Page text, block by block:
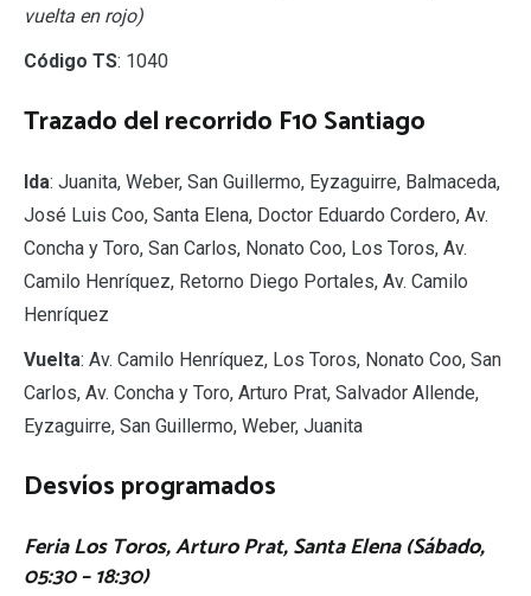
vuelta en rojo)
Código TS: 1040
Trazado del recorrido F10 Santiago
Ida: Juanita, Weber, San Guillermo, Eyzaguirre, Balmaceda,
José Luis Coo, Santa Elena, Doctor Eduardo Cordero, Av.
Concha y Toro, San Carlos, Nonato Coo, Los Toros, Av.
Camilo Henríquez, Retorno Diego Portales, Av. Camilo
Henríquez
Vuelta: Av. Camilo Henríquez, Los Toros, Nonato Coo, San
Carlos, Av. Concha y Toro, Arturo Prat, Salvador Allende,
Eyzaguirre, San Guillermo, Weber, Juanita
Desvíos programados
Feria Los Toros, Arturo Prat, Santa Elena (Sábado,
05:30 – 18:30)